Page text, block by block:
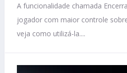
A funcionalidade chamada
jogador com maior controle
veja como utilizá-la....